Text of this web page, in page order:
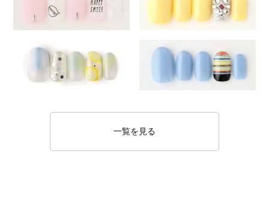
一覧を見る